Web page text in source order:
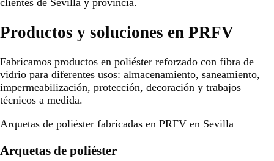
clientes de Sevilla y provincia.
Productos y soluciones en PRFV
Fabricamos productos en poliéster reforzado con fibra de
vidrio para diferentes usos: almacenamiento, saneamiento,
impermeabilización, protección, decoración y trabajos
técnicos a medida.
Arquetas de poliéster fabricadas en PRFV en Sevilla
Arquetas de poliéster